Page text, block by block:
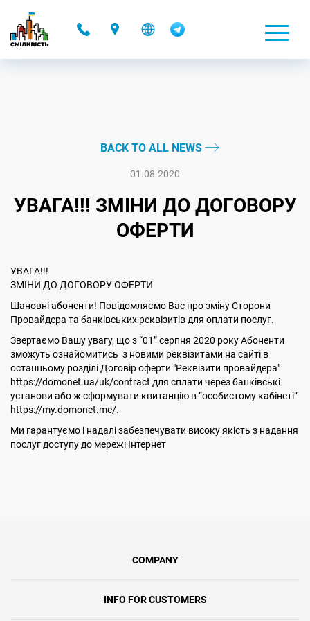
BACK TO ALL NEWS
01.08.2020
УВАГА!!! ЗМІНИ ДО ДОГОВОРУ
ОФЕРТИ
УВАГА!!!
ЗМІНИ ДО ДОГОВОРУ ОФЕРТИ
Шановні абоненти! Повідомляємо Вас про зміну Сторони
Провайдера та банківських реквізитів для оплати послуг.
Звертаємо Вашу увагу, що з “01” серпня 2020 року Абоненти
зможуть ознайомитись з новими реквізитами на сайті в
останньому розділі Договір оферти "Реквізити провайдера"
https://domonet.ua/uk/contract для сплати через банківські
установи або ж сформувати квитанцію в “особистому кабінеті”
https://my.domonet.me/.
Ми гарантуємо і надалі забезпечувати високу якість з надання
послуг доступу до мережі Інтернет
COMPANY
INFO FOR CUSTOMERS